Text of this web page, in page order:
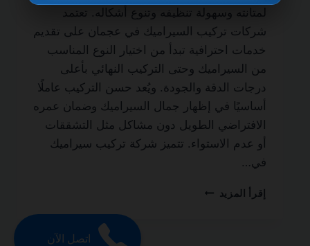
لمتانته وسهولة تنظيفه وتنوع أشكاله. تعتمد
شركات تركيب السيراميك في عجمان على تقديم
خدمات احترافية تبدأ من اختيار النوع المناسب
من السيراميك وحتى التركيب النهائي بأعلى
درجات الدقة والجودة. ويُعد حسن التركيب عاملًا
أساسيًا في إظهار جمال السيراميك وضمان عمره
الافتراضي الطويل دون مشاكل مثل التشققات
أو عدم الاستواء. تتميز شركة تركيب سيراميك
في…
إقرأ المزيد شركة
اتصل الآن